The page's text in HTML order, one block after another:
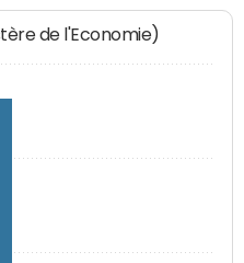
de l'Economie)